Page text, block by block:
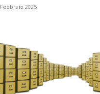
2025